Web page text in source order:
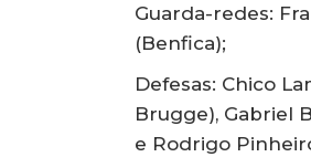
Guarda-redes:
(Benfica);
Defesas: Chico
Brugge), Gabriel
e Rodrigo